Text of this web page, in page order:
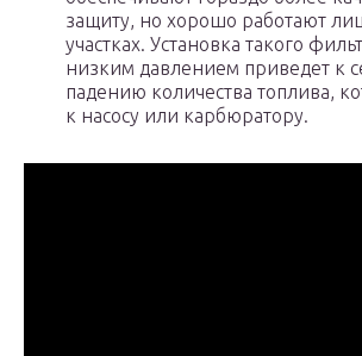
защиту, но хорошо работают
участках. Установка такого
низким давлением приведет к
падению количества топлива,
к насосу или карбюратору.